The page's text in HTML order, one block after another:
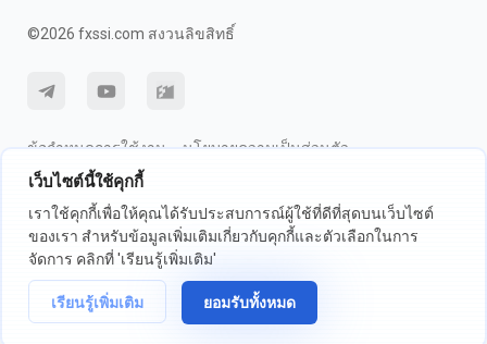
เว็บไซต์นี้ใช้คุกกี้
เราใช้คุกกี้เพื่อให้คุณได้รับประสบการณ์ผู้ใช้ที่ดีที่สุดบนเว็บไซต์
ของเรา สำหรับข้อมูลเพิ่มเติมเกี่ยวกับคุกกี้และตัวเลือกในการ
จัดการ คลิกที่ 'เรียนรู้เพิ่มเติม'
เรียนรู้เพิ่มเติม ยอมรับทั้งหมด
©2026 fxssi.com สงวนลิขสิทธิ์
ข้อกำหนดการใช้งาน
นโยบายความเป็นส่วนตัว
การเปิดเผยความเสี่ยง
เว็บไซต์ดำเนินการโดย FXSSI LTD หมายเลขทะเบียน: 13534801 (อังกฤษ) |
เราขอแนะนำให้คุณขอคำแนะนำทางการเงินที่เป็นอิสระและให้แน่ใจว่าคุณ
เข้าใจถึงความเสี่ยงที่เกี่ยวข้องก่อนการซื้อขาย